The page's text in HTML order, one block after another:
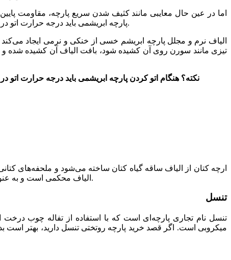
اما در عین حال معایبی مانند کثیف شدن سریع پارچه، مقاومت
پارچه ابریشمی باید درجه حرارت اتو در حد پایین باشد و روی ابریشم یک پارچه سفید نخی بگذارید و بعد اتو کنید. در غیر این صورت به بافت ابریشم آسیب وارد می‌شود.
الیاف نرم و مجلل پارچه ابریشم خسی از خنکی و نرمی ایجاد
تیزی مانند سورن روی آن کشیده شود، بافت الیاف آن کشیده
نکته؟ هنگام اتو کردن پارچه ابریشمی باید درجه حرارت اتو
ارچه کتان از الیاف ساقه گیاه کتان ساخته می‌شود و ملحفه‌های
الیاف محکمی است و به عنوان یکی از الیاف طبیعی، برای روتختی مناسب است. البته این در صورتی است که از چروک شدن سریع آن خسته نشوید.
تنسل
تنسل نام تجاری پارچه‌ای است که با استفاده از تفاله چوب
میکروبی است. اگر قصد خرید پارچه روتختی تنسل دارید، بهتر است